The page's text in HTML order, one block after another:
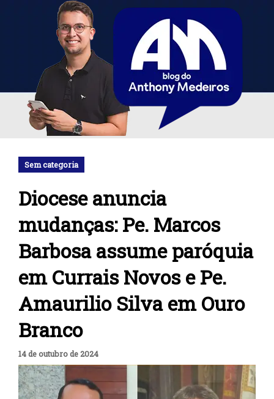
Sem categoria
Diocese anuncia
mudanças: Pe. Marcos
Barbosa assume paróquia
em Currais Novos e Pe.
Amaurilio Silva em Ouro
Branco
14 de outubro de 2024